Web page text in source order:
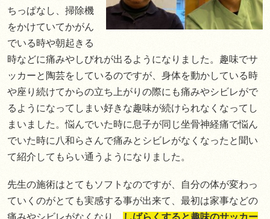
ちっぱなし、掃除機
をかけていてかがん
でいる時や朝起きる
時などに痛みやしびれが出るようになりました。趣味でサ
ッカーと陶芸をしているのですが、身体を動かしている時
や座り続けてからの立ち上がりの際にも痛みやシビレがで
るようになってしまい好きな趣味が続けられなくなってし
まいました。悩んでいた時に息子が同じ坐骨神経痛で悩ん
でいた時に八和らさんで痛みとシビレがなくなったと聞い
て紹介してもらい通うようになりました。
先生の施術はとてもソフトなのですが、自分の体が変わっ
ていくのがとても実感する事が出来て、最初は家事などの
痛みやシビレがなくなり、
しばらくすると趣味のサッカー